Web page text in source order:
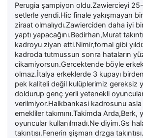
Perugia şampiyon oldu.Zawiercieyi
setlerle yendi.Hic finale yakışmayan
ziraat olmalıydı.Zawierciden daha iyi
yaptı yapacağını.Bedirhan,Murat
kadroyu ziyan etti.Nimir,fornal gibi
kadroda tutmussun sonra hataların
cikamiyorsun.Gercektende böyle
olmaz.İtalya erkeklerde 3 kupayı
pek kaliteli değil kulüplerimiz gereksiz
doldurup genç yerli yetenekli
verilmiyor.Halkbankasi kadrosunu
emekliler takımını.Takimda
oyuncular kullanılmadı.Ne diyim.Gs
takıntısı.Fenerin şişman drzga